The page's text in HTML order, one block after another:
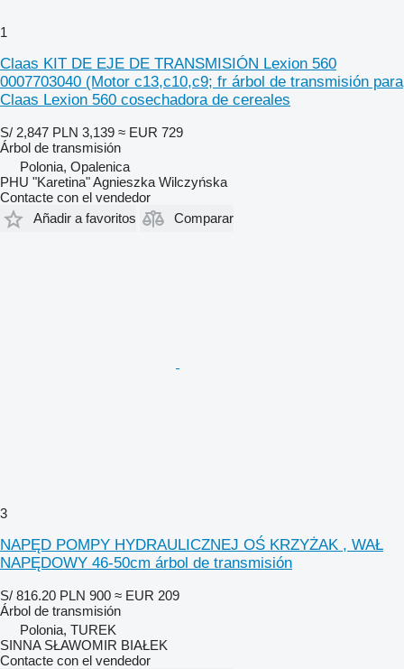
1
Claas KIT DE EJE DE TRANSMISIÓN Lexion 560
0007703040 (Motor c13,c10,c9; fr árbol de transmisión para
Claas Lexion 560 cosechadora de cereales
S/ 2,847 PLN 3,139 ≈ EUR 729
Árbol de transmisión
Polonia, Opalenica
PHU "Karetina" Agnieszka Wilczyńska
Contacte con el vendedor
Añadir a favoritos
Comparar
3
NAPĘD POMPY HYDRAULICZNEJ OŚ KRZYŻAK , WAŁ
NAPĘDOWY 46-50cm árbol de transmisión
S/ 816.20 PLN 900 ≈ EUR 209
Árbol de transmisión
Polonia, TUREK
SINNA SŁAWOMIR BIAŁEK
Contacte con el vendedor